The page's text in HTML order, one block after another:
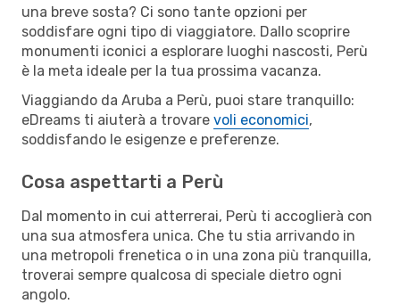
una breve sosta? Ci sono tante opzioni per
soddisfare ogni tipo di viaggiatore. Dallo scoprire
monumenti iconici a esplorare luoghi nascosti, Perù
è la meta ideale per la tua prossima vacanza.
Viaggiando da Aruba a Perù, puoi stare tranquillo:
eDreams ti aiuterà a trovare voli economici,
soddisfando le esigenze e preferenze.
Cosa aspettarti a Perù
Dal momento in cui atterrerai, Perù ti accoglierà con
una sua atmosfera unica. Che tu stia arrivando in
una metropoli frenetica o in una zona più tranquilla,
troverai sempre qualcosa di speciale dietro ogni
angolo.